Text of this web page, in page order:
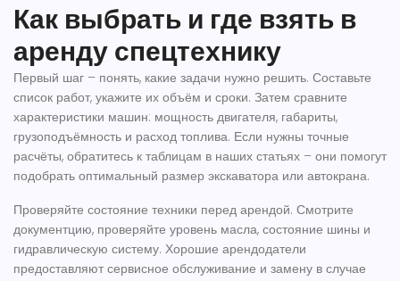
Как выбрать и где взять в
аренду спецтехнику
Первый шаг – понять, какие задачи нужно решить. Составьте
список работ, укажите их объём и сроки. Затем сравните
характеристики машин: мощность двигателя, габариты,
грузоподъёмность и расход топлива. Если нужны точные
расчёты, обратитесь к таблицам в наших статьях – они помогут
подобрать оптимальный размер экскаватора или автокрана.
Проверяйте состояние техники перед арендой. Смотрите
документцию, проверяйте уровень масла, состояние шины и
гидравлическую систему. Хорошие арендодатели
предоставляют сервисное обслуживание и замену в случае